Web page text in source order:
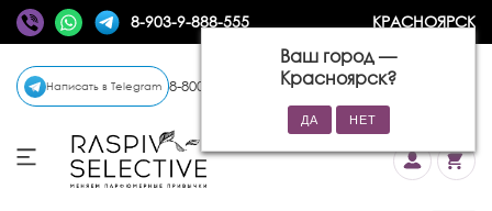
8-903-9-888-555 КРАСНОЯРСК
Ваш город —
Красноярск?
Написать в Telegram 8-800-770-72-34 (бесплатно)